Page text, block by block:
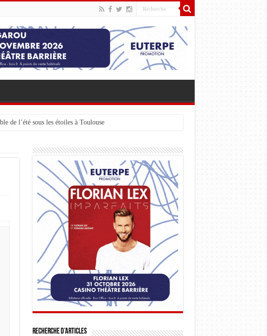
de l’été sous les étoiles à Toulouse
Recherche d’articles